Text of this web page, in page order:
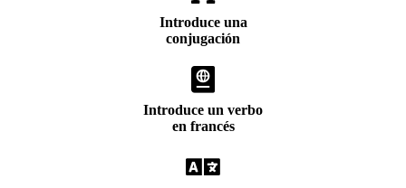
Introduce una
conjugación
Introduce un verbo
en francés